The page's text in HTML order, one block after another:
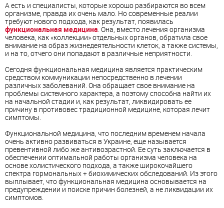
А есть и специалисты, которые хорошо разбираются во всем
организме, правда их очень мало. Но современные реалии
требуют нового подхода, как результат, появилась
функциональная медицина. Она, вместо лечения организма
человека, как «коллекции» отдельных органов, обратила свое
внимание на образ жизнедеятельности клеток, а также системы,
и на то, отчего они попадают в различные неприятности.
Сегодня функциональная медицина является практическим
средством коммуникации непосредственно в лечении
различных заболеваний. Она обращает свое внимание на
проблемы системного характера, а поэтому способна найти их
на начальной стадии и, как результат, ликвидировать ее
причину в противовес традиционной медицине, которая лечит
симптомы.
Функциональной медицина, что последним временем начала
очень активно развиваться в Украине, еще называется
превентивной либо же антивозрастной. Ее суть заключается в
обеспечении оптимальной работы организма человека на
основе холистического подхода, а также широкочайшего
спектра гормональных + биохимических обследований. Из этого
выплывает, что функциональная медицина основывается на
предупреждении и поиске причин болезней, а не ликвидации их
симптомов.